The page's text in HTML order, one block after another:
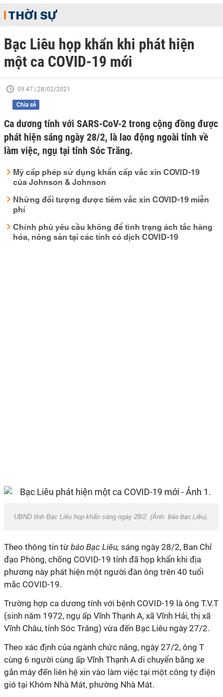
THỜI SỰ
Bạc Liêu họp khẩn khi phát hiện
một ca COVID-19 mới
09:47 | 28/02/2021
Chia sẻ
Ca dương tính với SARS-CoV-2 trong cộng đồng được
phát hiện sáng ngày 28/2, là lao động ngoài tỉnh về
làm việc, ngụ tại tỉnh Sóc Trăng.
Mỹ cấp phép sử dụng khẩn cấp vắc xin COVID-19
của Johnson & Johnson
Những đối tượng được tiêm vắc xin COVID-19 miễn
phí
Chính phủ yêu cầu không để tình trạng ách tắc hàng
hóa, nông sản tại các tỉnh có dịch COVID-19
UBND tỉnh Bạc Liêu họp khẩn sáng ngày 28/2. (Ảnh: Báo Bạc Liêu).
Theo thông tin từ báo Bạc Liêu, sáng ngày 28/2, Ban Chỉ
đạo Phòng, chống COVID-19 tỉnh đã họp khẩn khi địa
phương này phát hiện một người đàn ông trên 40 tuổi
mắc COVID-19.
Trường hợp ca dương tính với bệnh COVID-19 là ông T.V.T
(sinh năm 1972, ngụ ấp Vĩnh Thạnh A, xã Vĩnh Hải, thị xã
Vĩnh Châu, tỉnh Sóc Trăng) vừa đến Bạc Liêu ngày 27/2.
Theo xác định của ngành chức năng, ngày 27/2, ông T
cùng 6 người cùng ấp Vĩnh Thạnh A di chuyển bằng xe
gắn máy đến liên hệ xin vào làm việc tại một công ty điện
gió tại Khóm Nhà Mát, phường Nhà Mát.